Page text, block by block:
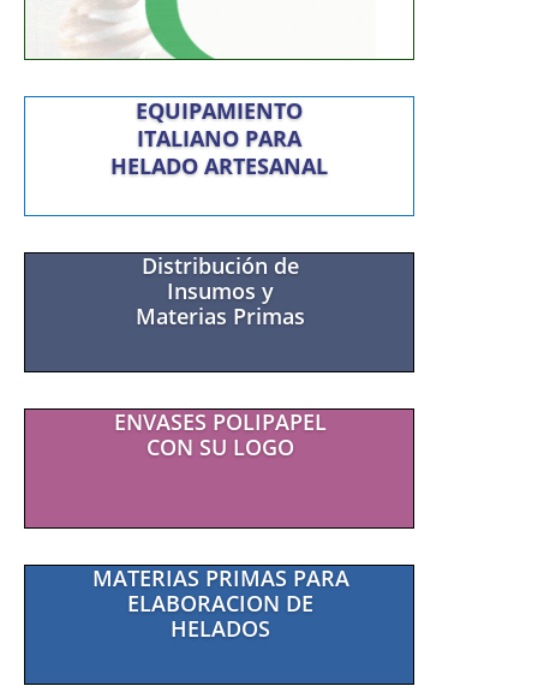
EQUIPAMIENTO
ITALIANO PARA
HELADO ARTESANAL
Distribución de
Insumos y
Materias Primas
ENVASES POLIPAPEL
CON SU LOGO
MATERIAS PRIMAS PARA
ELABORACION DE
HELADOS